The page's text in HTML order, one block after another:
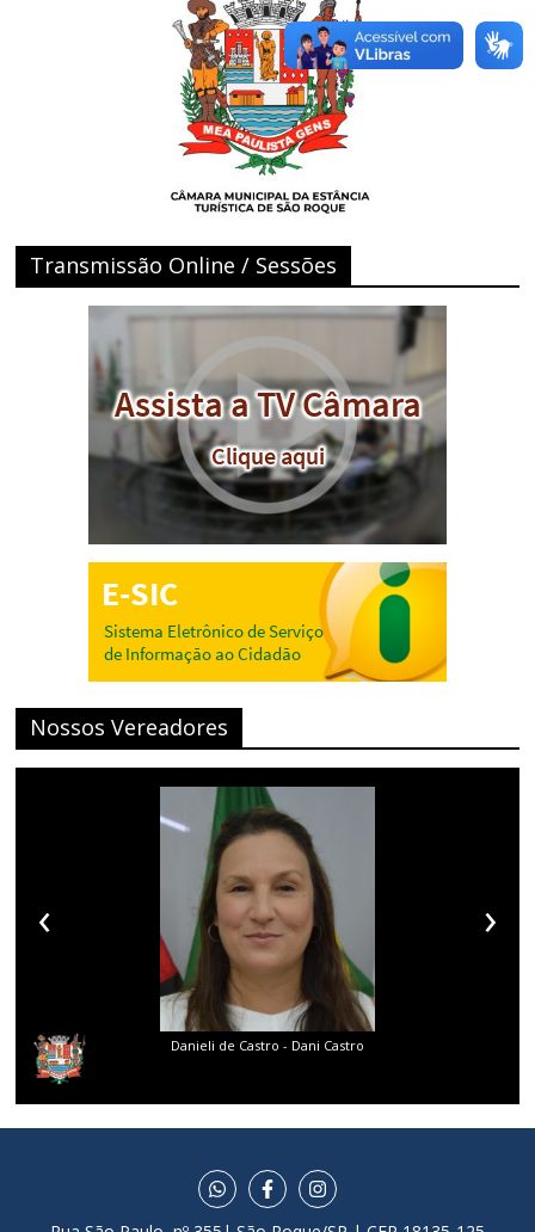
Transmissão Online / Sessões
Nossos Vereadores
Danieli de Castro - Dani Castro
‹ ›